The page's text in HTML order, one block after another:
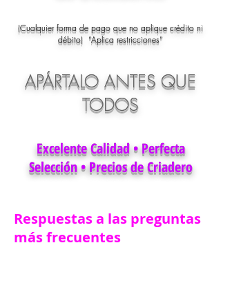
(Cualquier forma de pago que no aplique crédito ni
débito) “Aplica restricciones”
APÁRTALO ANTES QUE
TODOS
Excelente Calidad • Perfecta
Selección • Precios de Criadero
Respuestas a las preguntas
más frecuentes